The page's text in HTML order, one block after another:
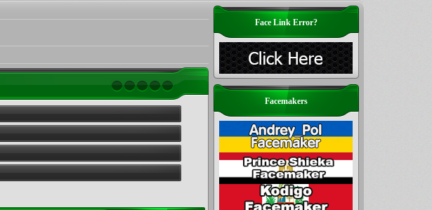
Face Link Error?
Facemakers